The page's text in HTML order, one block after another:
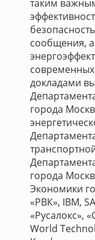
таким
сообщения,
докладами
города
города
Экономики
«РВК», IBM,
«Русалокс»,
World